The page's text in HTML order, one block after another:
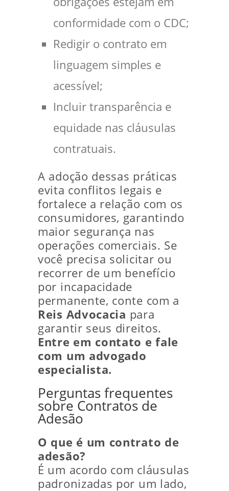
conformidade com o CDC;
Redigir o contrato em
linguagem simples e
acessível;
Incluir transparência e
equidade nas cláusulas
contratuais.
A adoção dessas práticas
evita conflitos legais e
fortalece a relação com os
consumidores, garantindo
maior segurança nas
operações comerciais. Se
você precisa solicitar ou
recorrer de um benefício
por incapacidade
permanente, conte com a
Reis Advocacia para
garantir seus direitos.
Entre em contato e fale
com um advogado
especialista.
Perguntas frequentes
sobre Contratos de
Adesão
O que é um contrato de
adesão?
É um acordo com cláusulas
padronizadas por um lado,